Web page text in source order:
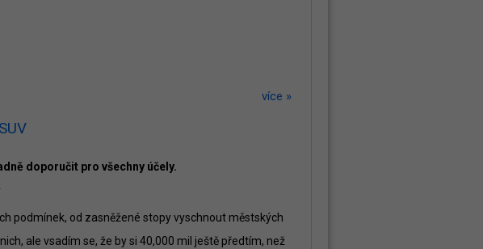
více »
doporučit pro všechny účely.
podmínek, od zasněžené stopy vyschnout městských
ale vsadím se, že by si 40,000 mil ještě předtím, než